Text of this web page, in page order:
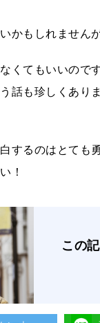
かもしれません
くてもいいので
話も珍しくあり
するのはとても
！
この